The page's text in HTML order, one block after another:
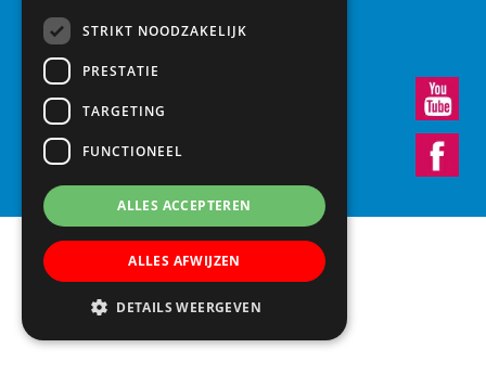
info@vroonestein.nl
STRIKT NOODZAKELIJK
PRESTATIE
TARGETING
FUNCTIONEEL
ALLES ACCEPTEREN
ALLES AFWIJZEN
DETAILS WEERGEVEN